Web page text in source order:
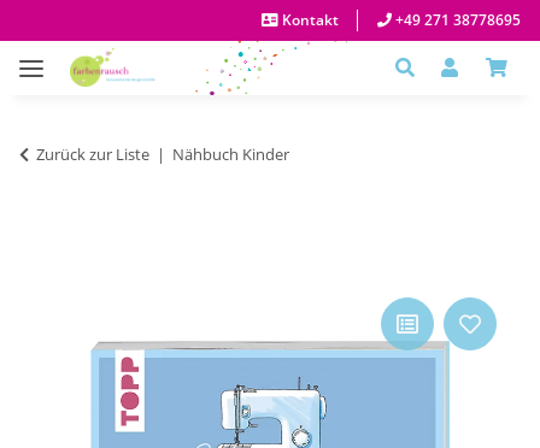
Kontakt +49 271 38778695
Zurück zur Liste Nähbuch Kinder